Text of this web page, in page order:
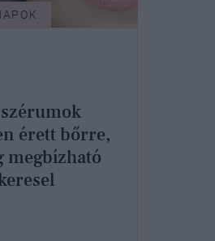
érett bőrre,
megbízható